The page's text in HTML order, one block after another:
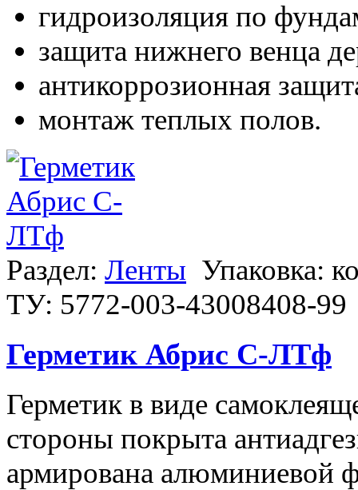
гидроизоляция по
защита нижнего венца
антикоррозионная
монтаж теплых полов.
Раздел: Ленты Упаковка:
ТУ: 5772-003-43008408-99
Герметик Абрис С-ЛТф
Герметик в виде
стороны покрыта
армирована алюминиевой